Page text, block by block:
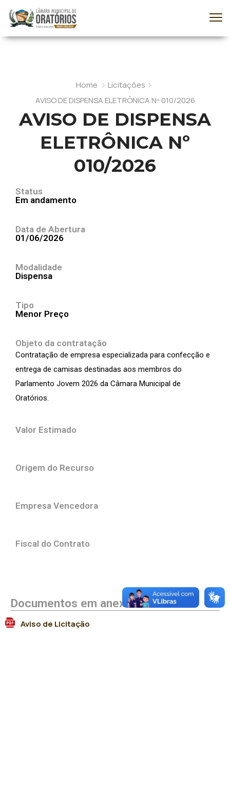
Home
Licitações
AVISO DE DISPENSA ELETRÔNICA Nº 010/2026
AVISO DE DISPENSA
ELETRÔNICA Nº
010/2026
Status
Em andamento
Data de Abertura
01/06/2026
Modalidade
Dispensa
Tipo
Menor Preço
Objeto da contratação
Contratação de empresa especializada para confecção e
entrega de camisas destinadas aos membros do
Parlamento Jovem 2026 da Câmara Municipal de
Oratórios.
Valor Estimado
Origem do Recurso
Empresa Vencedora
Fiscal do Contrato
Documentos em anexo
Aviso de Licitação